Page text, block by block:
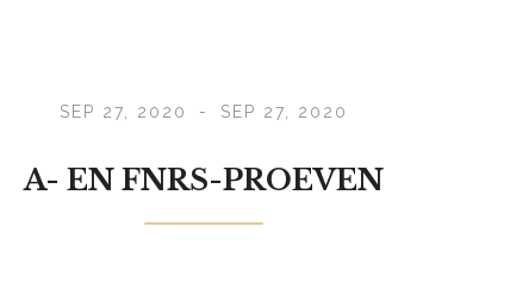
SEP 27, 2020 - SEP 27, 2020
A- EN FNRS-PROEVEN